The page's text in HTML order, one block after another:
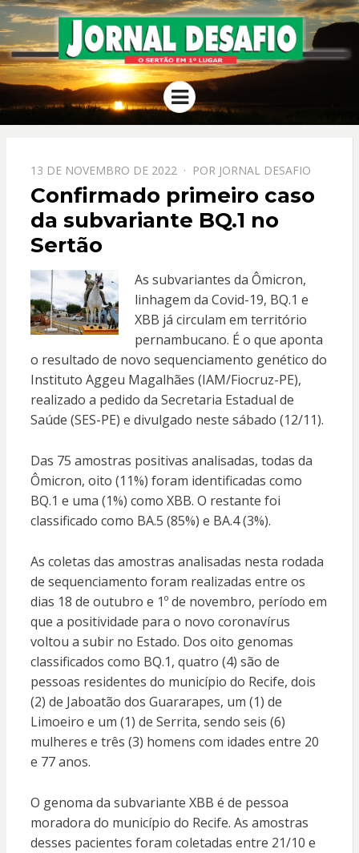
JORNAL
DESAFIO
O Sertão em 1º Lugar
Menu
PPOSTADO
EM
13 DE NOVEMBRO DE 2022 POR JORNAL DESAFIO
Confirmado primeiro caso
da subvariante BQ.1 no
Sertão
As subvariantes da Ômicron,
linhagem da Covid-19, BQ.1 e
XBB já circulam em território
pernambucano. É o que aponta
o resultado de novo sequenciamento genético do
Instituto Aggeu Magalhães (IAM/Fiocruz-PE),
realizado a pedido da Secretaria Estadual de
Saúde (SES-PE) e divulgado neste sábado (12/11).
Das 75 amostras positivas analisadas, todas da
Ômicron, oito (11%) foram identificadas como
BQ.1 e uma (1%) como XBB. O restante foi
classificado como BA.5 (85%) e BA.4 (3%).
As coletas das amostras analisadas nesta rodada
de sequenciamento foram realizadas entre os
dias 18 de outubro e 1º de novembro, período em
que a positividade para o novo coronavírus
voltou a subir no Estado. Dos oito genomas
classificados como BQ.1, quatro (4) são de
pessoas residentes do município do Recife, dois
(2) de Jaboatão dos Guararapes, um (1) de
Limoeiro e um (1) de Serrita, sendo seis (6)
mulheres e três (3) homens com idades entre 20
e 77 anos.
O genoma da subvariante XBB é de pessoa
moradora do município do Recife. As amostras
desses pacientes foram coletadas entre 21/10 e